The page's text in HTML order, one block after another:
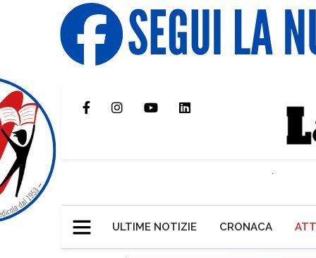
ULTIME NOTIZIE CRONACA